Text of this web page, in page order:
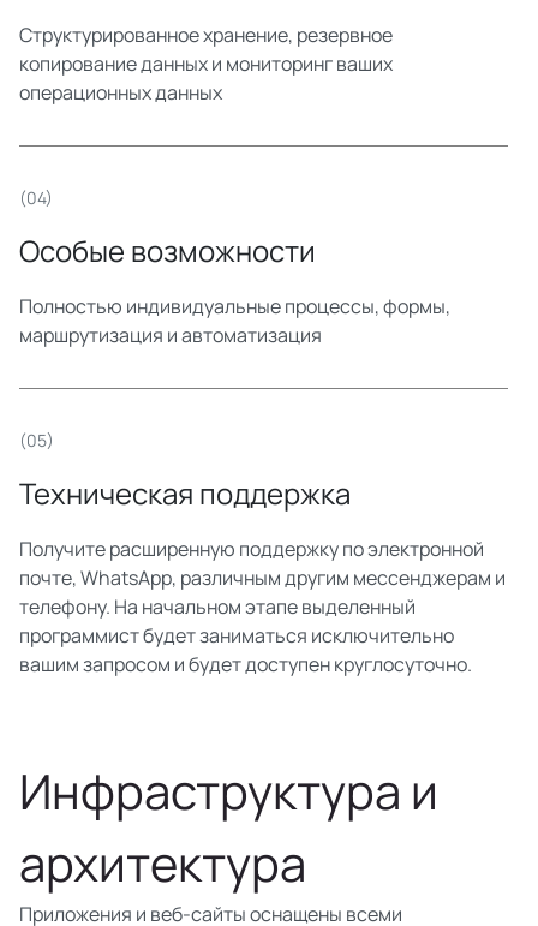
Структурированное хранение, резервное
копирование данных и мониторинг ваших
операционных данных
(04)
Особые возможности
Полностью индивидуальные процессы, формы,
маршрутизация и автоматизация
(05)
Техническая поддержка
Получите расширенную поддержку по электронной
почте, WhatsApp, различным другим мессенджерам и
телефону. На начальном этапе выделенный
программист будет заниматься исключительно
вашим запросом и будет доступен круглосуточно.
Инфраструктура и
архитектура
Приложения и веб-сайты оснащены всеми